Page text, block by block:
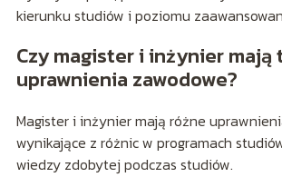
kierunku studiów i poziomu
Czy magister i inżynier mają
uprawnienia zawodowe?
Magister i inżynier mają różne
wynikające z różnic w programach
wiedzy zdobytej podczas studiów.